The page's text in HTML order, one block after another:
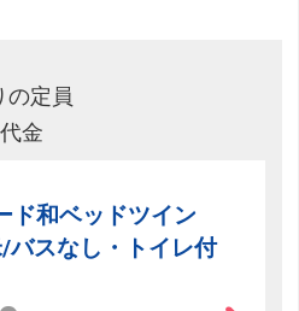
の定員
金
ド和ベッドツイン
バスなし・トイレ付